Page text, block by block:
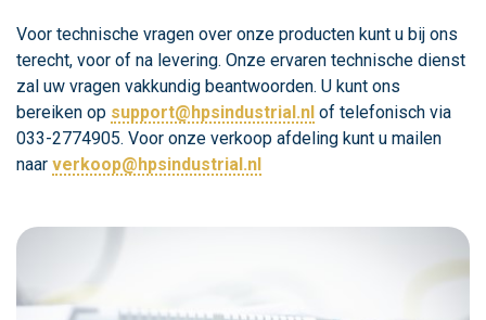
Voor technische vragen over onze producten kunt u bij ons
terecht, voor of na levering. Onze ervaren technische dienst
zal uw vragen vakkundig beantwoorden. U kunt ons
bereiken op support@hpsindustrial.nl of telefonisch via
033-2774905. Voor onze verkoop afdeling kunt u mailen
naar verkoop@hpsindustrial.nl